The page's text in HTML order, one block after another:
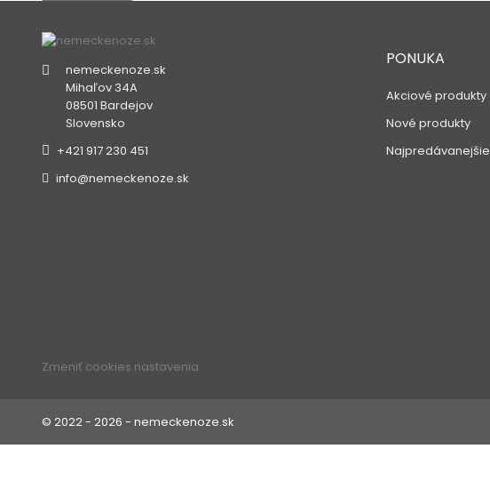
nemeckenoze.sk
Mihaľov 34A
08501 Bardejov
Slovensko
+421 917 230 451
info@nemeckenoze.sk
PONUKA
Akciové produkty
Nové produkty
Najpredávanejšie
Zmeniť cookies nastavenia
© 2022 - 2026 - nemeckenoze.sk